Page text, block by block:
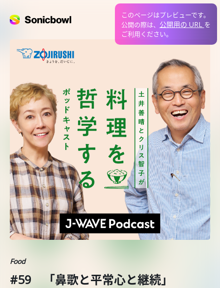
このページはプレビューです。
公開の際は、 公開用の URL を
ご利用ください。
Food
#59 「鼻歌と平常心と継続」